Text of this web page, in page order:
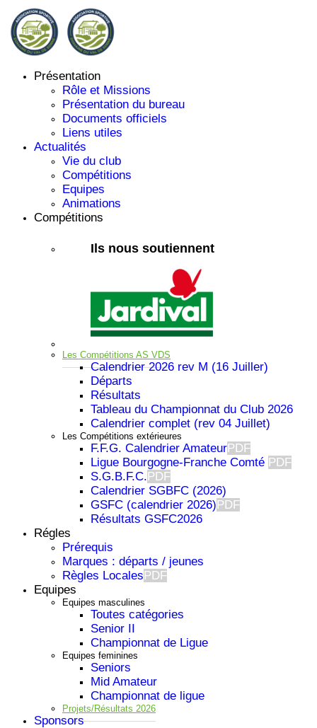
Présentation
Rôle et Missions
Présentation du bureau
Documents officiels
Liens utiles
Actualités
Vie du club
Compétitions
Equipes
Animations
Compétitions
Ils nous soutiennent
Les Compétitions AS VDS
Calendrier 2026 rev M (16 Juiller)
Départs
Résultats
Tableau du Championnat du Club 2026
Calendrier complet (rev 04 Juillet)
Les Compétitions extérieures
F.F.G. Calendrier AmateurPDF
Ligue Bourgogne-Franche Comté PDF
S.G.B.F.C.PDF
Calendrier SGBFC (2026)
GSFC (calendrier 2026)PDF
Résultats GSFC2026
Régles
Prérequis
Marques : départs / jeunes
Règles LocalesPDF
Equipes
Equipes masculines
Toutes catégories
Senior II
Championnat de Ligue
Equipes feminines
Seniors
Mid Amateur
Championnat de ligue
Projets/Résultats 2026
Sponsors